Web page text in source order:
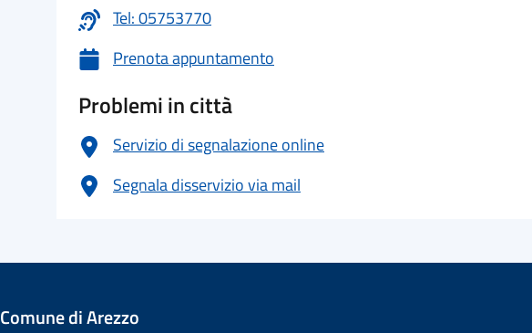
Tel: 05753770
Prenota appuntamento
Problemi in città
Servizio di segnalazione online
Segnala disservizio via mail
Comune di Arezzo